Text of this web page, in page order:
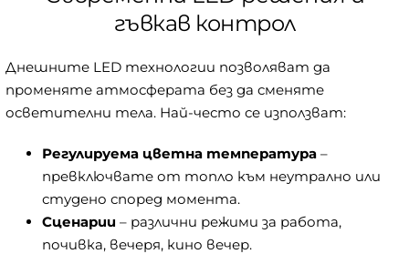
гъвкав контрол
Днешните LED технологии позволяват да
променяте атмосферата без да сменяте
осветителни тела. Най-често се използват:
Регулируема цветна температура –
превключвате от топло към неутрално или
студено според момента.
Сценарии – различни режими за работа,
почивка, вечеря, кино вечер.